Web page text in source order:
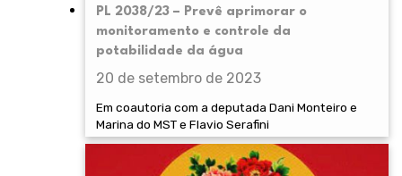
PL 2038/23 – Prevê aprimorar o
monitoramento e controle da
potabilidade da água
20 de setembro de 2023
Em coautoria com a deputada Dani Monteiro e
Marina do MST e Flavio Serafini